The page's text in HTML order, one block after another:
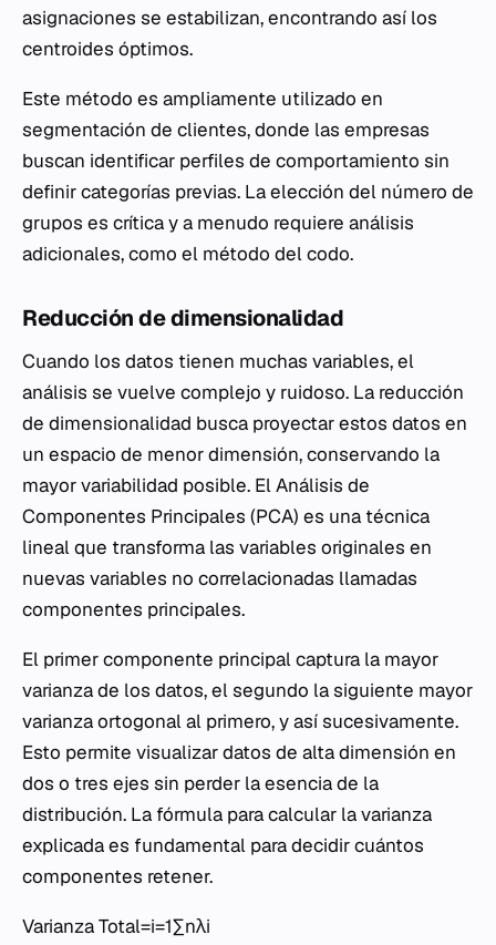
asignaciones se estabilizan, encontrando así los
centroides óptimos.
Este método es ampliamente utilizado en
segmentación de clientes, donde las empresas
buscan identificar perfiles de comportamiento sin
definir categorías previas. La elección del número de
grupos es crítica y a menudo requiere análisis
adicionales, como el método del codo.
Reducción de dimensionalidad
Cuando los datos tienen muchas variables, el
análisis se vuelve complejo y ruidoso. La reducción
de dimensionalidad busca proyectar estos datos en
un espacio de menor dimensión, conservando la
mayor variabilidad posible. El Análisis de
Componentes Principales (PCA) es una técnica
lineal que transforma las variables originales en
nuevas variables no correlacionadas llamadas
componentes principales.
El primer componente principal captura la mayor
varianza de los datos, el segundo la siguiente mayor
varianza ortogonal al primero, y así sucesivamente.
Esto permite visualizar datos de alta dimensión en
dos o tres ejes sin perder la esencia de la
distribución. La fórmula para calcular la varianza
explicada es fundamental para decidir cuántos
componentes retener.
Varianza Total=i=1∑n​λi​